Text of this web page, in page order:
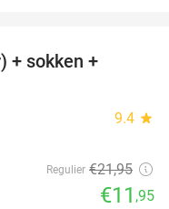
+ sokken +
9.4 star
Regulier €21,95
€11 ,95